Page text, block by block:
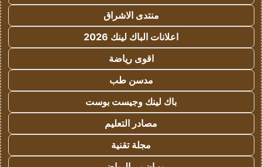
منتدى الاشراق
اعلانات الباك لينك 2026
اقوى رياضة
مدسن طب
باك لينك وجيست بوست
مصادر التعليم
مجلة تقنية